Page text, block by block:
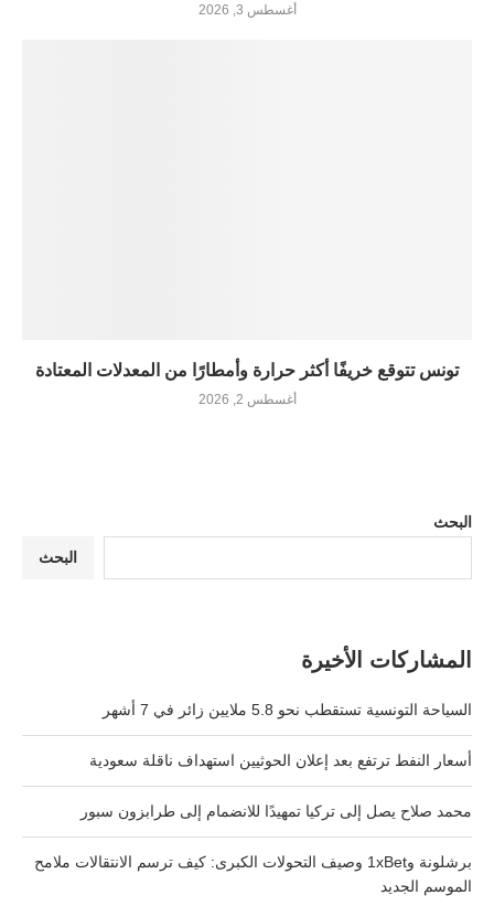
أغسطس 3, 2026
تونس تتوقع خريفًا أكثر حرارة وأمطارًا من المعدلات المعتادة
أغسطس 2, 2026
البحث
البحث
المشاركات الأخيرة
السياحة التونسية تستقطب نحو 5.8 ملايين زائر في 7 أشهر
أسعار النفط ترتفع بعد إعلان الحوثيين استهداف ناقلة سعودية
محمد صلاح يصل إلى تركيا تمهيدًا للانضمام إلى طرابزون سبور
برشلونة و1xBet وصيف التحولات الكبرى: كيف ترسم الانتقالات ملامح
الموسم الجديد